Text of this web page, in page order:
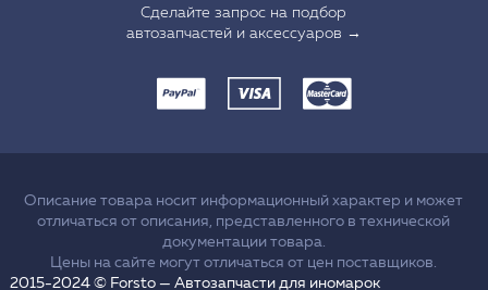
Сделайте запрос на подбор
автозапчастей и аксессуаров →
Описание товара носит информационный характер и может
отличаться от описания, представленного в технической
документации товара.
Цены на сайте могут отличаться от цен поставщиков.
2015-2024 © Forsto — Автозапчасти для иномарок